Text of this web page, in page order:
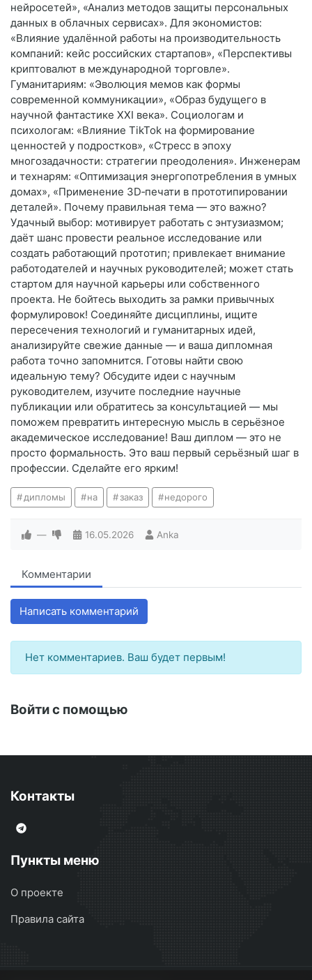
нейросетей», «Анализ методов защиты персональных
данных в облачных сервисах». Для экономистов:
«Влияние удалённой работы на производительность
компаний: кейс российских стартапов», «Перспективы
криптовалют в международной торговле».
Гуманитариям: «Эволюция мемов как формы
современной коммуникации», «Образ будущего в
научной фантастике XXI века». Социологам и
психологам: «Влияние TikTok на формирование
ценностей у подростков», «Стресс в эпоху
многозадачности: стратегии преодоления». Инженерам
и технарям: «Оптимизация энергопотребления в умных
домах», «Применение 3D‑печати в прототипировании
деталей». Почему правильная тема — это важно?
Удачный выбор: мотивирует работать с энтузиазмом;
даёт шанс провести реальное исследование или
создать работающий прототип; привлекает внимание
работодателей и научных руководителей; может стать
стартом для научной карьеры или собственного
проекта. Не бойтесь выходить за рамки привычных
формулировок! Соединяйте дисциплины, ищите
пересечения технологий и гуманитарных идей,
анализируйте свежие данные — и ваша дипломная
работа точно запомнится. Готовы найти свою
идеальную тему? Обсудите идеи с научным
руководителем, изучите последние научные
публикации или обратитесь за консультацией — мы
поможем превратить интересную мысль в серьёзное
академическое исследование! Ваш диплом — это не
просто формальность. Это ваш первый серьёзный шаг в
профессии. Сделайте его ярким!
дипломы на заказ недорого
— 16.05.2026 Anka
Комментарии
Написать комментарий
Нет комментариев. Ваш будет первым!
Войти с помощью
Контакты
Пункты меню
О проекте
Правила сайта